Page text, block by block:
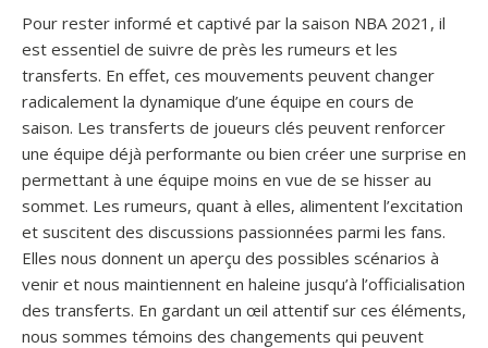
Pour rester informé et captivé par la saison NBA 2021, il
est essentiel de suivre de près les rumeurs et les
transferts. En effet, ces mouvements peuvent changer
radicalement la dynamique d’une équipe en cours de
saison. Les transferts de joueurs clés peuvent renforcer
une équipe déjà performante ou bien créer une surprise en
permettant à une équipe moins en vue de se hisser au
sommet. Les rumeurs, quant à elles, alimentent l’excitation
et suscitent des discussions passionnées parmi les fans.
Elles nous donnent un aperçu des possibles scénarios à
venir et nous maintiennent en haleine jusqu’à l’officialisation
des transferts. En gardant un œil attentif sur ces éléments,
nous sommes témoins des changements qui peuvent